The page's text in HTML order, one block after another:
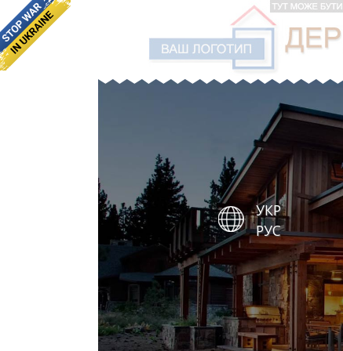
УКР
РУС